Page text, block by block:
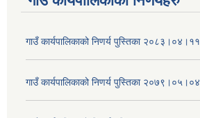
गाउँ कार्यपालिकाको निणर्य पुस्तिका २०८३।०४।११
गाउँ कार्यपालिकाको निणर्य पुस्तिका २०७९।०५।०४